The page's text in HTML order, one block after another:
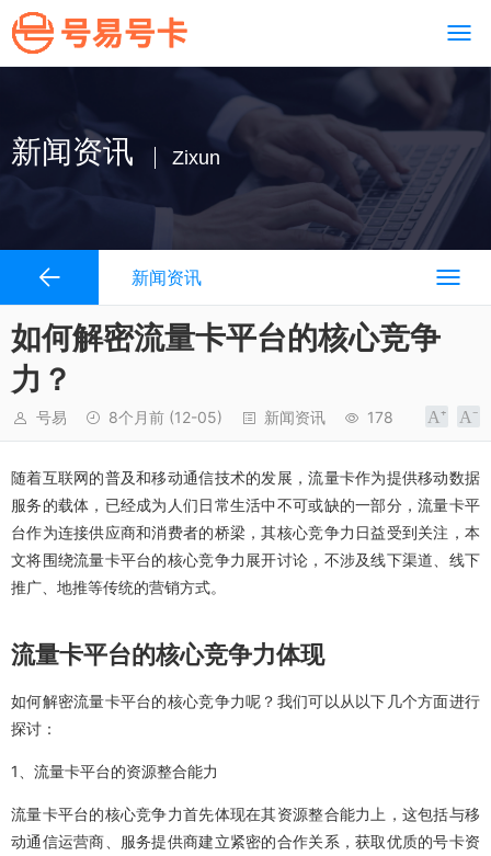
新闻资讯 Zixun
新闻资讯
如何解密流量卡平台的核心竞争
力？
号易 8个月前 (12-05) 新闻资讯 178
随着互联网的普及和移动通信技术的发展，流量卡作为提供移动数据
服务的载体，已经成为人们日常生活中不可或缺的一部分，流量卡平
台作为连接供应商和消费者的桥梁，其核心竞争力日益受到关注，本
文将围绕流量卡平台的核心竞争力展开讨论，不涉及线下渠道、线下
推广、地推等传统的营销方式。
流量卡平台的核心竞争力体现
如何解密流量卡平台的核心竞争力呢？我们可以从以下几个方面进行
探讨：
1、流量卡平台的资源整合能力
流量卡平台的核心竞争力首先体现在其资源整合能力上，这包括与移
动通信运营商、服务提供商建立紧密的合作关系，获取优质的号卡资